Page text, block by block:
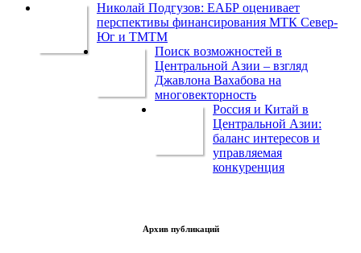
Николай Подгузов: ЕАБР оценивает
перспективы финансирования МТК Север-
Юг и ТМТМ
Поиск возможностей в
Центральной Азии – взгляд
Джавлона Вахабова на
многовекторность
Россия и Китай в
Центральной Азии:
баланс интересов и
управляемая
конкуренция
Архив публикаций